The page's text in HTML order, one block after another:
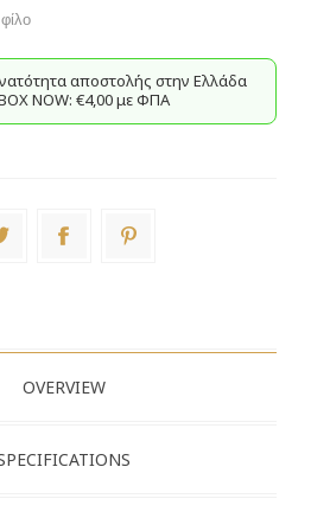
αποστολής στην Ελλάδα
ΝOW: €4,00 με ΦΠΑ
OVERVIEW